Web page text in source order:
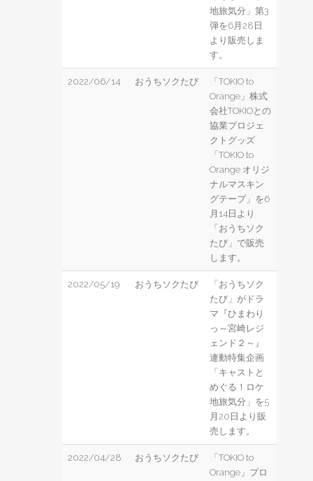
地旅気分」第3
弾を6月28日
より販売しま
す。
2022/06/14 おうちソクたび
「TOKIO to
Orange」株式
会社TOKIOとの
協業プロジェ
クトグッズ
「TOKIO to
Orange オリジ
ナルマスキン
グテープ」を6
月14日より
「おうちソク
たび」で販売
します。
2022/05/19 おうちソクたび
「おうちソク
たび」がドラ
マ『ひまわり
っ～宮崎レジ
ェンド２～』
連動特集企画
「キャストと
めぐる！ロケ
地旅気分」を5
月20日より販
売します。
2022/04/28 おうちソクたび
「TOKIO to
Orange」プロ